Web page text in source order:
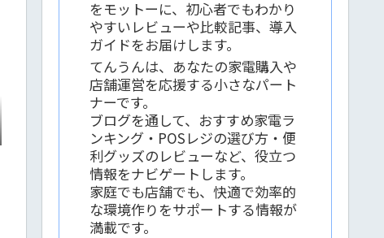
をモットーに、初心者でもわかり
やすいレビューや比較記事、導入
ガイドをお届けします。
てんうんは、あなたの家電購入や
店舗運営を応援する小さなパート
ナーです。
ブログを通して、おすすめ家電ラ
ンキング・POSレジの選び方・便
利グッズのレビューなど、役立つ
情報をナビゲートします。
家庭でも店舗でも、快適で効率的
な環境作りをサポートする情報が
満載です。